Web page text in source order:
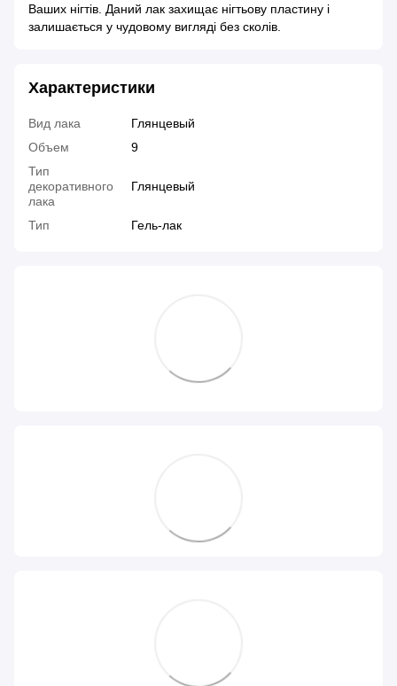
Ваших нігтів. Даний лак захищає нігтьову пластину і
залишається у чудовому вигляді без сколів.
Характеристики
Вид лака
Глянцевый
Объем
9
Тип
декоративного
лака
Глянцевый
Тип Гель-лак